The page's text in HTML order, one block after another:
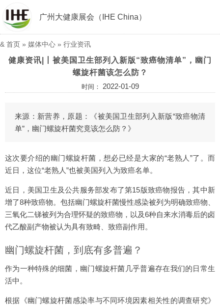
广州大健康展会（IHE China）
& 首页 » 媒体中心 » 行业资讯
健康资讯|丨被美国卫生部列入新版“致癌物清单”，幽门
螺旋杆菌该怎么防？
时间： 2022-01-09
来源：新营养，原题：《被美国卫生部列入新版“致癌物清
单”，幽门螺旋杆菌究竟该怎么防？》
这次要介绍的幽门螺旋杆菌，想必已经是大家的“老熟人”了。而
近日，这位“老熟人”也被美国列入为致癌名单。
近日，美国卫生及公共服务部发布了第15版致癌物报告，其中新
增了8种致癌物。包括幽门螺旋杆菌慢性感染被列为明确致癌物、
三氧化二锑被列为合理怀疑的致癌物，以及6种自来水消毒后的卤
代乙酸副产物被认为具有致畸、致癌副作用。
幽门螺旋杆菌，到底有多普遍？
作为一种特殊的细菌，幽门螺旋杆菌几乎普遍存在我们的日常生
活中。
根据《幽门螺旋杆菌感染率与不同环境因素相关性的调查研究》